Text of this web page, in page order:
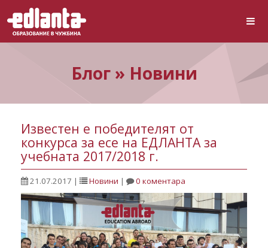
Блог » Новини
Известен е победителят от
конкурса за есе на ЕДЛАНТА за
учебната 2017/2018 г.
21.07.2017 | Новини | 0 коментара